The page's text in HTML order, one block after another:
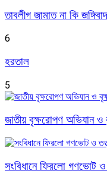
তাবলীগ জামাত না কি
6
হরতাল
5
জাতীয় বৃক্ষরোপণ অভিযান ও
সংবিধানে ফিরলো গণভোট ও